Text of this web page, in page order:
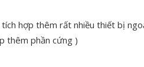
hợp thêm rất nhiều thiết bị
thêm phần cứng )